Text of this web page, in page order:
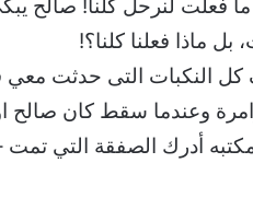
فعلت لنرحل كلنا! صالح
بل ماذا فعلنا كلنا؟!
النكبات التى حدثت معي
وعندما سقط كان
أدرك الصفقة التي تمت